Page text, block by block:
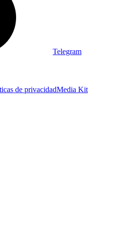
Telegram
de privacidadMedia Kit